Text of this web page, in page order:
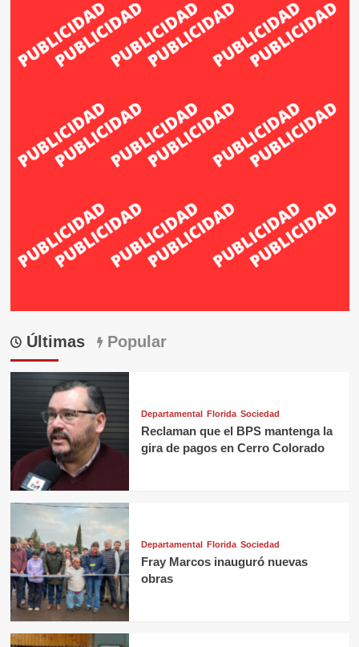
Últimas Popular
Departamental Florida Sociedad
Reclaman que el BPS mantenga la
gira de pagos en Cerro Colorado
Departamental Florida Sociedad
Fray Marcos inauguró nuevas
obras